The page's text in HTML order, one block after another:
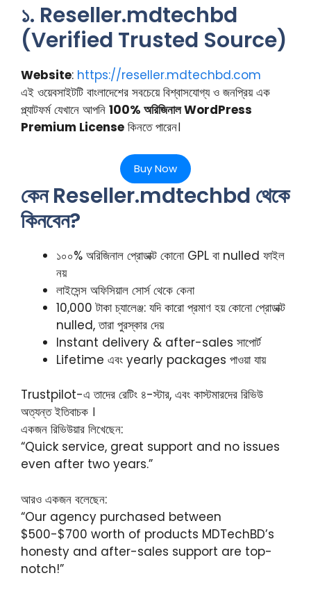
১. Reseller.mdtechbd
(Verified Trusted Source)
Website: https://reseller.mdtechbd.com
এই ওয়েবসাইটটি বাংলাদেশের সবচেয়ে বিশ্বাসযোগ্য ও জনপ্রিয় এক
প্ল্যাটফর্ম যেখানে আপনি 100% অরিজিনাল WordPress
Premium License কিনতে পারেন।
Buy Now
কেন Reseller.mdtechbd থেকে
কিনবেন?
১০০% অরিজিনাল প্রোডাক্ট কোনো GPL বা nulled ফাইল
নয়
লাইসেন্স অফিসিয়াল সোর্স থেকে কেনা
10,000 টাকা চ্যালেঞ্জ: যদি কারো প্রমাণ হয় কোনো প্রোডাক্ট
nulled, তারা পুরস্কার দেয়
Instant delivery & after-sales সাপোর্ট
Lifetime এবং yearly packages পাওয়া যায়
Trustpilot-এ তাদের রেটিং ৪-স্টার, এবং কাস্টমারদের রিভিউ
অত্যন্ত ইতিবাচক ।
একজন রিভিউয়ার লিখেছেন:
“Quick service, great support and no issues
even after two years.”
আরও একজন বলেছেন:
“Our agency purchased between
$500-$700 worth of products MDTechBD’s
honesty and after-sales support are top-
notch!”